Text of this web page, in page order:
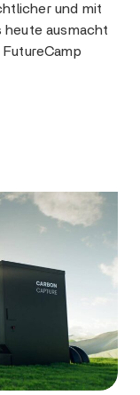
und mit
heute ausmacht